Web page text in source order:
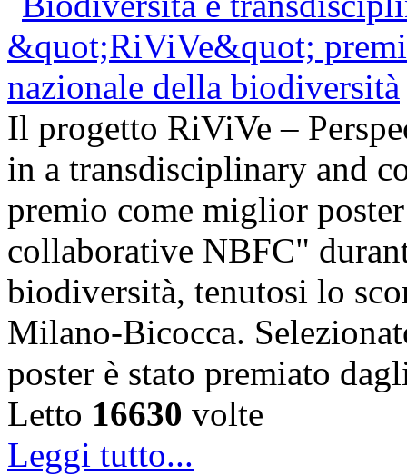
Il progetto RiViVe –
in a transdisciplinary and
premio come miglior
collaborative NBFC"
biodiversità, tenutosi lo
Milano-Bicocca.
poster è stato premiato
Letto 16630 volte
Leggi tutto...